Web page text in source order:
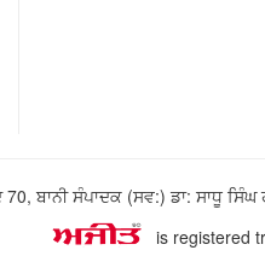
70, ਬਾਨੀ ਸੰਪਾਦਕ (ਸਵ:) ਡਾ: ਸਾਧੂ
is registered